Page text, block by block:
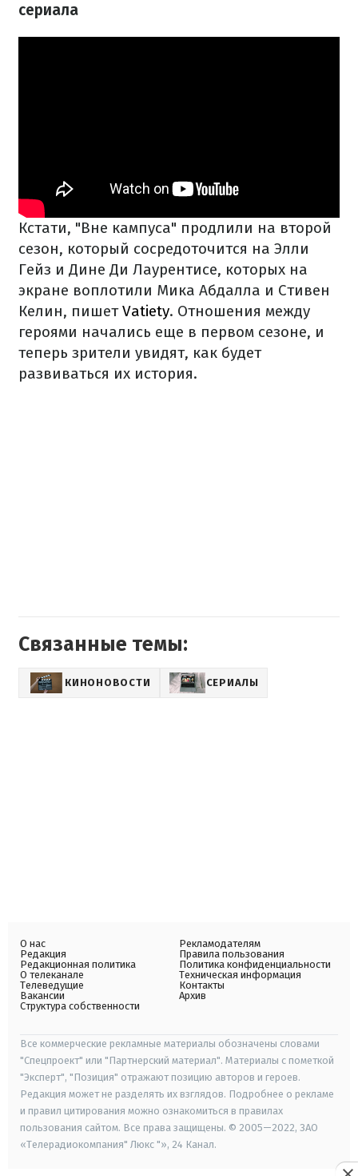
сериала
Кстати, "Вне кампуса" продлили на второй
сезон, который сосредоточится на Элли
Гейз и Дине Ди Лаурентисе, которых на
экране воплотили Мика Абдалла и Стивен
Келин, пишетVatiety. Отношения между
героями начались еще в первом сезоне, и
теперь зрители увидят, как будет
развиваться их история.
Связанные темы:
КИНОНОВОСТИ СЕРИАЛЫ
О нас
Редакция
Редакционная политика
О телеканале
Телеведущие
Вакансии
Структура собственности
Рекламодателям
Правила пользования
Политика конфиденциальности
Техническая информация
Контакты
Архив
Все коммерческие рекламные материалы обозначены словами
"Спецпроект" или "Партнерский материал". Материалы с пометкой
"Эксперт", "Позиция" отражают позицию авторов и героев.
Редакция может не разделять их взглядов. Подробнее о рекламе
и правил цитирования можно ознакомиться в правилах
пользования сайтом. Все права защищены. © 2005—2022, ЗАО
«Телерадиокомпания" Люкс "», 24 Канал.